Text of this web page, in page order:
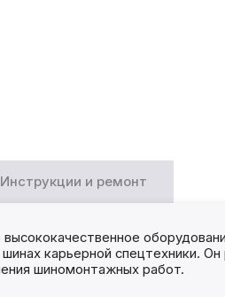
Инструкции и ремонт
карьерной спецтехники.
шиномонтажных работ.